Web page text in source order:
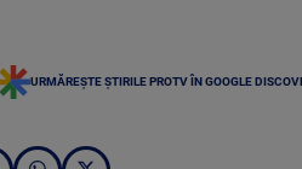
URMĂREȘTE ȘTIRILE PROTV ÎN GOOGLE